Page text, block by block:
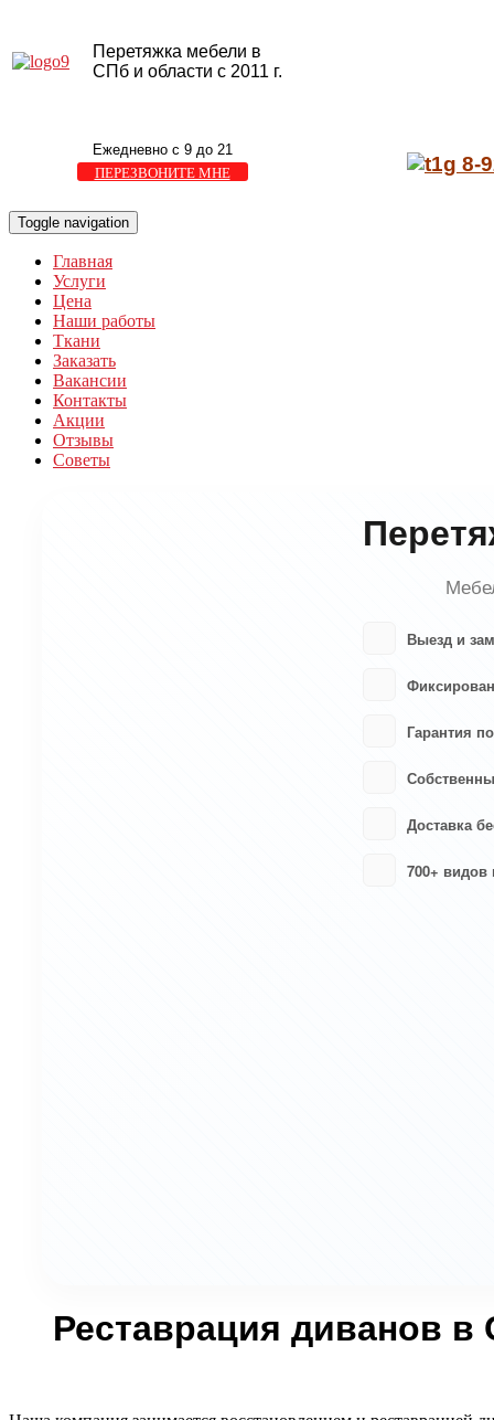
Перетяжка мебели в
СПб и области с 2011 г.
Ежедневно с 9 до 21
ПЕРЕЗВОНИТЕ МНЕ
8-
Toggle navigation
Главная
Услуги
Цена
Наши работы
Ткани
Заказать
Вакансии
Контакты
Акции
Отзывы
Советы
Выезд и
Гарантия
Доставка
700+ видов
Реставрация диванов в